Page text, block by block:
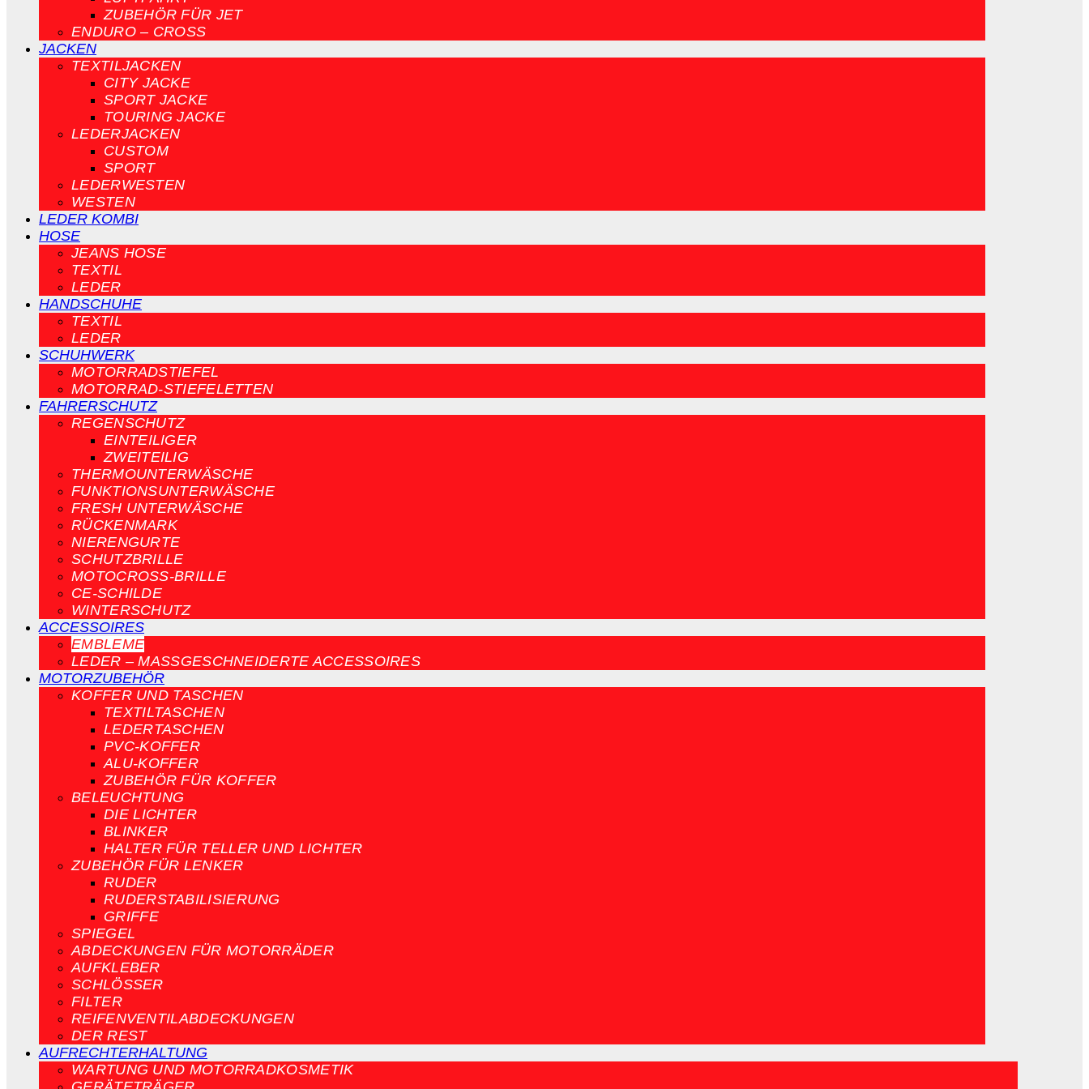
ZUBEHÖR FÜR JET
ENDURO – CROSS
JACKEN
TEXTILJACKEN
CITY JACKE
SPORT JACKE
TOURING JACKE
LEDERJACKEN
CUSTOM
SPORT
LEDERWESTEN
WESTEN
LEDER KOMBI
HOSE
JEANS HOSE
TEXTIL
LEDER
HANDSCHUHE
TEXTIL
LEDER
SCHUHWERK
MOTORRADSTIEFEL
MOTORRAD-STIEFELETTEN
FAHRERSCHUTZ
REGENSCHUTZ
EINTEILIGER
ZWEITEILIG
THERMOUNTERWÄSCHE
FUNKTIONSUNTERWÄSCHE
FRESH UNTERWÄSCHE
RÜCKENMARK
NIERENGURTE
SCHUTZBRILLE
MOTOCROSS-BRILLE
CE-SCHILDE
WINTERSCHUTZ
ACCESSOIRES
EMBLEME
LEDER – MASSGESCHNEIDERTE ACCESSOIRES
MOTORZUBEHÖR
KOFFER UND TASCHEN
TEXTILTASCHEN
LEDERTASCHEN
PVC-KOFFER
ALU-KOFFER
ZUBEHÖR FÜR KOFFER
BELEUCHTUNG
DIE LICHTER
BLINKER
HALTER FÜR TELLER UND LICHTER
ZUBEHÖR FÜR LENKER
RUDER
RUDERSTABILISIERUNG
GRIFFE
SPIEGEL
ABDECKUNGEN FÜR MOTORRÄDER
AUFKLEBER
SCHLÖSSER
FILTER
REIFENVENTILABDECKUNGEN
DER REST
AUFRECHTERHALTUNG
WARTUNG UND MOTORRADKOSMETIK